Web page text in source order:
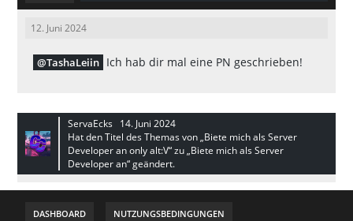
12. Juni 2024
TashaLeiin Ich hab dir mal eine PN geschrieben!
ServaEcks
14. Juni 2024
Hat den Titel des Themas von „Biete mich als Server
Developer an only alt:V“ zu „Biete mich als Server
Developer an“ geändert.
DASHBOARD NUTZUNGSBEDINGUNGEN